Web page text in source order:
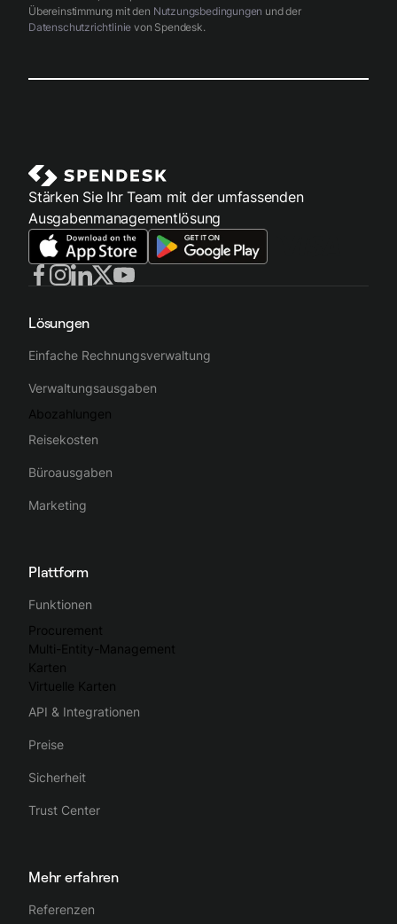
Übereinstimmung mit den Nutzungsbedingungen und der
Datenschutzrichtlinie von Spendesk.
Stärken Sie Ihr Team mit der umfassenden
Ausgabenmanagementlösung
Lösungen
Einfache Rechnungsverwaltung
Verwaltungsausgaben
Abozahlungen
Reisekosten
Büroausgaben
Marketing
Plattform
Funktionen
Procurement
Multi-Entity-Management
Karten
Virtuelle Karten
API & Integrationen
Preise
Sicherheit
Trust Center
Mehr erfahren
Referenzen